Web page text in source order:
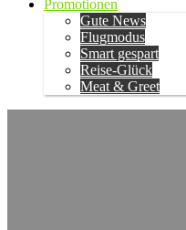
Promotionen
Gute News
Flugmodus
Smart gespart
Reise-Glück
Meat & Greet